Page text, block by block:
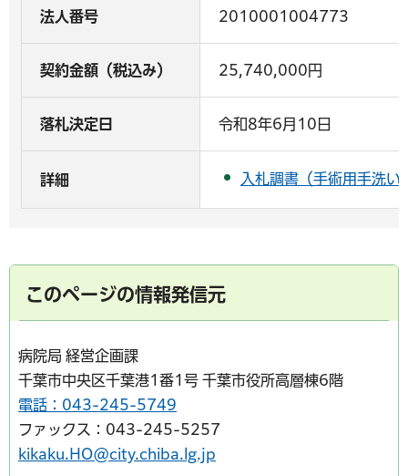
法人番号 2010001004773
契約金額（税込み） 25,740,000円
落札決定日 令和8年6月10日
詳細 入札調書（手術用手洗
このページの情報発信元
病院局 経営企画課
千葉市中央区千葉港1番1号 千葉市役所高層棟6階
電話：043-245-5749
ファックス：043-245-5257
kikaku.HO@city.chiba.lg.jp